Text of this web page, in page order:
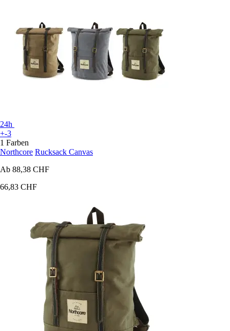
24h
+-3
1 Farben
Northcore Rucksack Canvas
Ab 88,38 CHF
66,83 CHF